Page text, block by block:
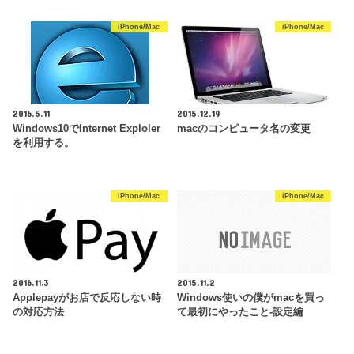
iPhone/Mac
2016.5.11
Windows10でInternet Exploler
を利用する。
iPhone/Mac
2015.12.19
macのコンピュータ名の変更
iPhone/Mac
2016.11.3
Applepayがお店で反応しない時
の対応方法
iPhone/Mac
2015.11.2
Windows使いの僕がmacを買っ
て最初にやったこと-設定編